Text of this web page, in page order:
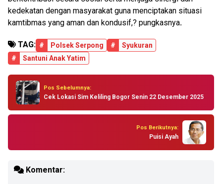
kedekatan dengan masyarakat guna menciptakan situasi
kamtibmas yang aman dan kondusif,? pungkasnya.
TAG: # Polsek Serpong #
Syukuran
#
Santuni Anak Yatim
Pos Sebelumnya:
Cek Lokasi Sim Keliling Bogor Senin 22 Desember 2025
Pos Berikutnya:
Puisi Ayah
Komentar: